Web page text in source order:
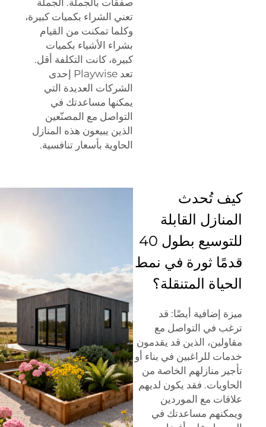
تعني الشراء بكميات كبيرة،
وكلما تمكنت من القيام
بشراء الأشياء بكميات
كبيرة، كانت التكلفة أقل.
تعد Playwise إحدى
الشركات العديدة التي
يمكنها مساعدتك في
التواصل مع المصنّعين
الذين يبيعون هذه المنازل
الحاوية بأسعار تنافسية.
كيف تُحدث
المنازل القابلة
للتوسيع بطول 40
قدمًا ثورة في نمط
الحياة المتنقلة؟
ميزة إضافية أيضًا: قد
ترغب في التواصل مع
مقاولين، الذين قد يقدمون
خدمات للراغبين في بناء أو
تأجير منازلهم الخاصة من
الحاويات. فقد يكون لديهم
علاقات مع الموردين
ويمكنهم مساعدتك في